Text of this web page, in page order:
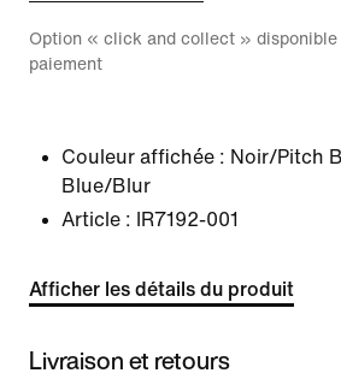
Option « click and collect » disponible
paiement
Couleur affichée : Noir/Pitch
Blue/Blur
Article :
IR7192-001
Afficher les détails du produit
Livraison et retours